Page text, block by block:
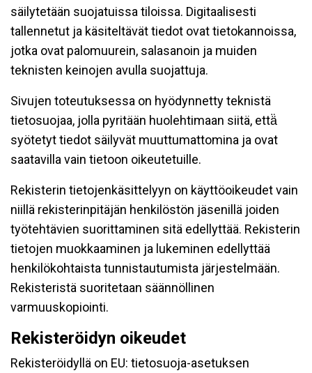
säilytetään suojatuissa tiloissa. Digitaalisesti
tallennetut ja käsiteltävät tiedot ovat tietokannoissa,
jotka ovat palomuurein, salasanoin ja muiden
teknisten keinojen avulla suojattuja.
Sivujen toteutuksessa on hyödynnetty teknistä
tietosuojaa, jolla pyritään huolehtimaan siitä, että̈
syötetyt tiedot säilyvät muuttumattomina ja ovat
saatavilla vain tietoon oikeutetuille.
Rekisterin tietojenkäsittelyyn on käyttöoikeudet vain
niillä rekisterinpitäjän henkilöstön jäsenillä joiden
työtehtävien suorittaminen sitä edellyttää. Rekisterin
tietojen muokkaaminen ja lukeminen edellyttää
henkilökohtaista tunnistautumista järjestelmään.
Rekisteristä suoritetaan säännöllinen
varmuuskopiointi.
Rekisteröidyn oikeudet
Rekisteröidyllä on EU: tietosuoja-asetuksen